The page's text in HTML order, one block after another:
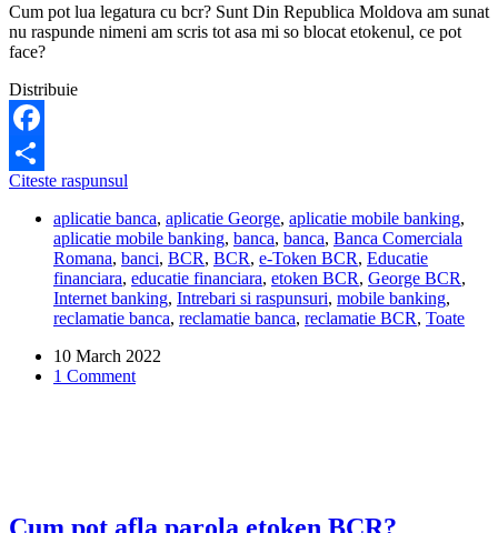
Cum pot lua legatura cu bcr? Sunt Din Republica Moldova am sunat
nu raspunde nimeni am scris tot asa mi so blocat etokenul, ce pot
face?
Distribuie
Facebook
Share
Citeste raspunsul
a
blocat
etokenul
aplicatiei
George
BCR.
pot
sa
aplicatie banca, aplicatie George, aplicatie mobile banking,
aplicatie mobile banking, banca, banca, Banca Comerciala
Romana, banci, BCR, BCR, e-Token BCR, Educatie
financiara, educatie financiara, etoken BCR, George BCR,
Internet banking, Intrebari si raspunsuri, mobile banking,
reclamatie banca, reclamatie banca, reclamatie BCR, Toate
10 March 2022
1 Comment
Cum pot afla parola etoken BCR?